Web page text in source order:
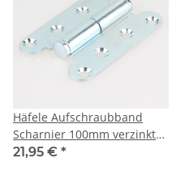
Häfele Aufschraubband
Scharnier 100mm verzinkt
Anschlag links
21,95 € *